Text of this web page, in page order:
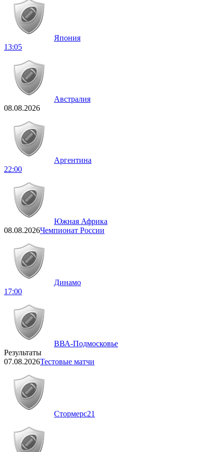
Япония
13:05
Австралия
08.08.2026
Аргентина
22:00
Южная Африка
08.08.2026Чемпионат России
Динамо
17:00
ВВА-Подмосковье
Результаты
07.08.2026Тестовые матчи
Стормерс21